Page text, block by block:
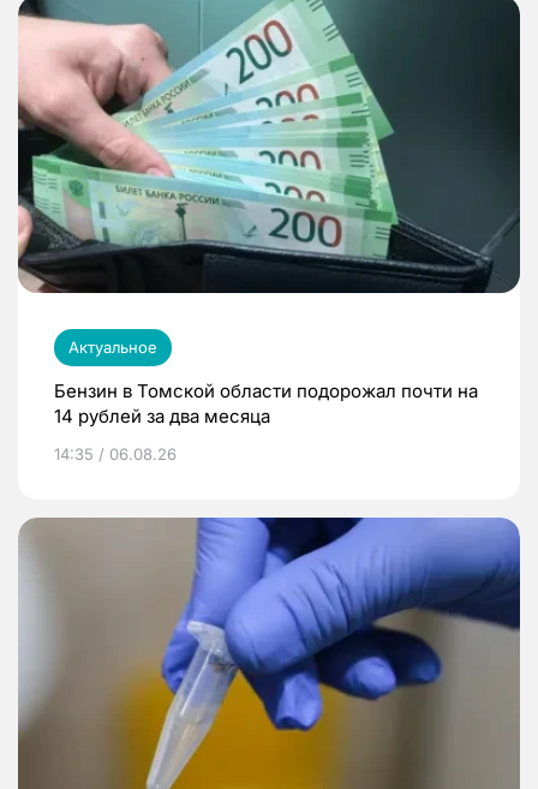
Актуальное
Бензин в Томской области подорожал почти на
14 рублей за два месяца
14:35 / 06.08.26